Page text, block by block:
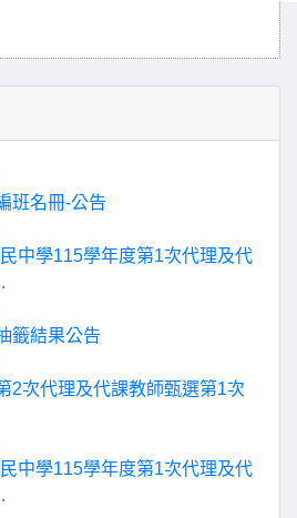
班名冊-公告
中學115學年度第1次代理及代
籤結果公告
2次代理及代課教師甄選第1次
中學115學年度第1次代理及代